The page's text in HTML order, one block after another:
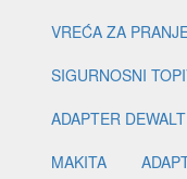
VREĆA ZA
SIGURNOSNI
ADAPTER DEWALT
MAKITA